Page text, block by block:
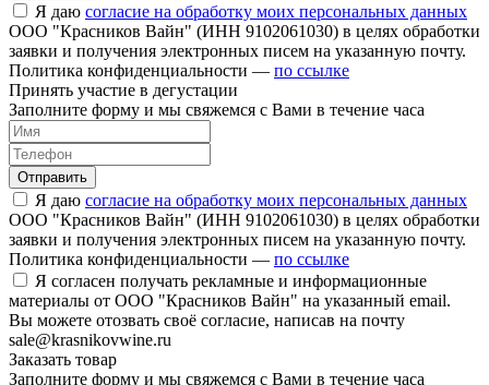
Я даю согласие на обработку моих персональных данных
ООО "Красников Вайн" (ИНН 9102061030) в целях обработки
заявки и получения электронных писем на указанную почту.
Политика конфиденциальности — по ссылке
Принять участие в дегустации
Заполните форму и мы свяжемся с Вами в течение часа
Отправить
Я даю согласие на обработку моих персональных данных
ООО "Красников Вайн" (ИНН 9102061030) в целях обработки
заявки и получения электронных писем на указанную почту.
Политика конфиденциальности — по ссылке
Я согласен получать рекламные и информационные
материалы от ООО "Красников Вайн" на указанный email.
Вы можете отозвать своё согласие, написав на почту
sale@krasnikovwine.ru
Заказать товар
Заполните форму и мы свяжемся с Вами в течение часа